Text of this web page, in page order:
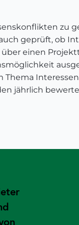
zu
geprüft, ob
einen
Thema
jährlich